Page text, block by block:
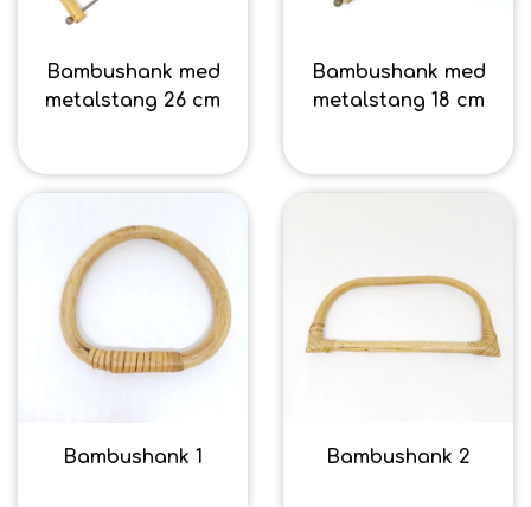
Bambushank med
metalstang 26 cm
Bambushank med
metalstang 18 cm
Bambushank 1 Bambushank 2